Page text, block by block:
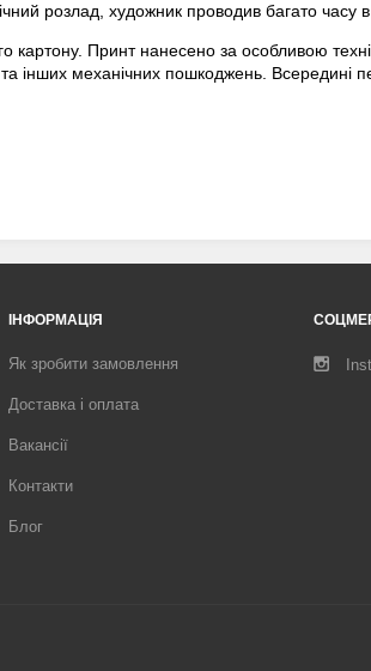
розлад, художник проводив багато часу
картону. Принт нанесено за особливою
механічних пошкоджень. Всередині
ІНФОРМАЦІЯ
Як зробити замовлення
Доставка і оплата
Вакансії
Контакти
Блог